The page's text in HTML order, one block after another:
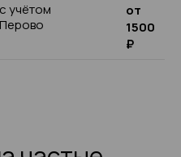
учётом
от
1500
₽